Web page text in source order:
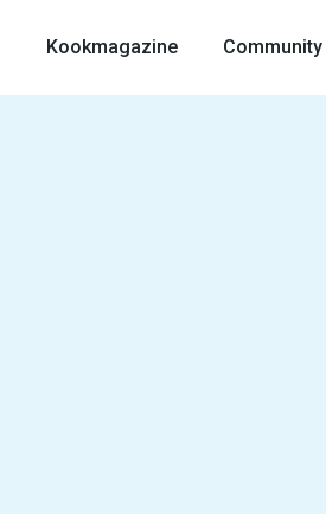
Kookmagazine Community